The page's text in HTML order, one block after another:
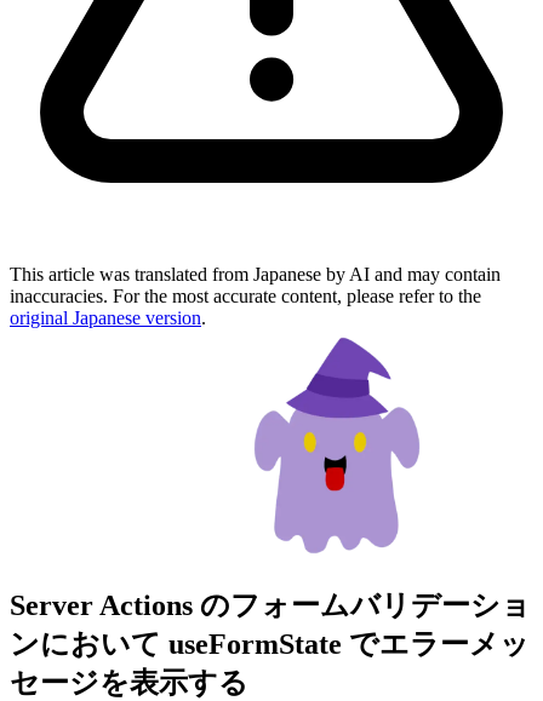
This article was translated from Japanese by AI and may contain
inaccuracies. For the most accurate content, please refer to the
original Japanese version.
Server Actions のフォームバリデーショ
ンにおいて useFormState でエラーメッ
セージを表示する